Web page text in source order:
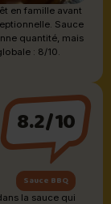
en famille avant
Sauce
quantité, mais
: 8/10.
8.2/10
Sauce BBQ
la sauce qui